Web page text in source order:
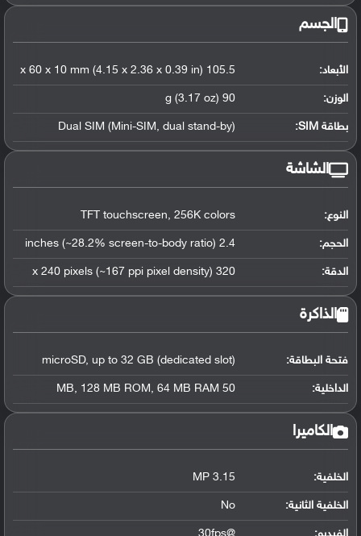
الجسم
الأبعاد: 105.5 x 60 x 10 mm (4.15 x 2.36 x 0.39 in)
الوزن: 90 g (3.17 oz)
بطاقة SIM: Dual SIM (Mini-SIM, dual stand-by)
الشاشة
النوع: TFT touchscreen, 256K colors
الحجم: 2.4 inches (~28.2% screen-to-body ratio)
الدقة: 320 x 240 pixels (~167 ppi pixel density)
الذاكرة
فتحة البطاقة: microSD, up to 32 GB (dedicated slot)
الداخلية: 50 MB, 128 MB ROM, 64 MB RAM
الكاميرا
الخلفية: 3.15 MP
الخلفية الثانية: No